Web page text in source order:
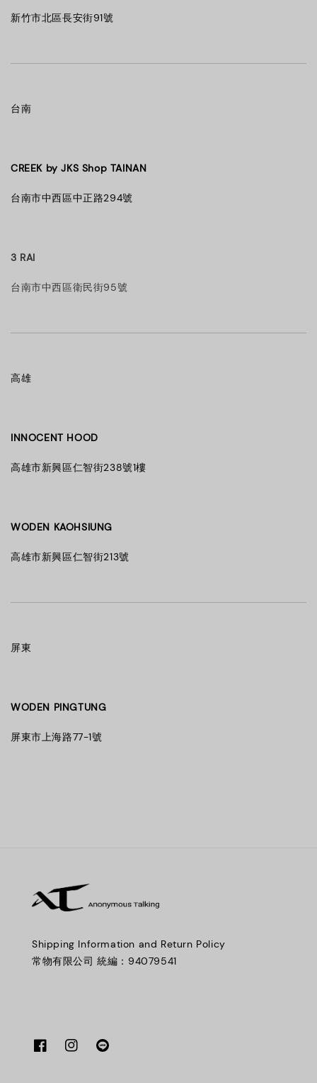
新竹市北區長安街91號
台南
CREEK by JKS Shop TAINAN
台南市中西區中正路294號
3 RAI
台南市中西區衛民街95號
高雄
INNOCENT HOOD
高雄市新興區仁智街238號1樓
WODEN KAOHSIUNG
高雄市新興區仁智街213號
屏東
WODEN PINGTUNG
屏東市上海路77-1號
Shipping Information and Return Policy
常物有限公司 統編：94079541